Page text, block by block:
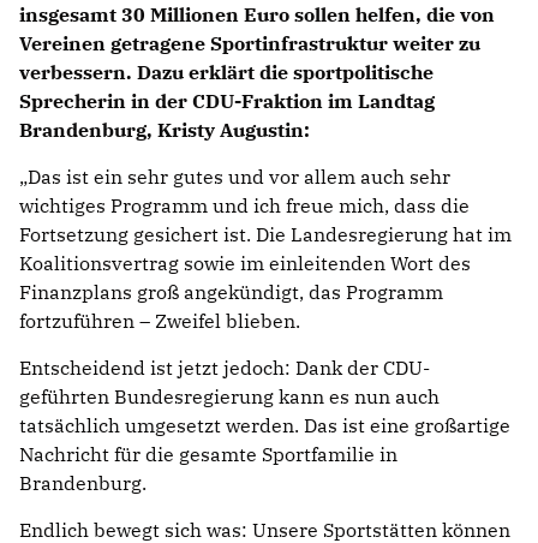
insgesamt 30 Millionen Euro sollen helfen, die von
Vereinen getragene Sportinfrastruktur weiter zu
verbessern. Dazu erklärt die sportpolitische
Sprecherin in der CDU-Fraktion im Landtag
Brandenburg, Kristy Augustin:
Das ist ein sehr gutes und vor allem auch sehr
wichtiges Programm und ich freue mich, dass die
Fortsetzung gesichert ist. Die Landesregierung hat im
Koalitionsvertrag sowie im einleitenden Wort des
Finanzplans groß angekündigt, das Programm
fortzuführen – Zweifel blieben.
Entscheidend ist jetzt jedoch: Dank der CDU-
geführten Bundesregierung kann es nun auch
tatsächlich umgesetzt werden. Das ist eine großartige
Nachricht für die gesamte Sportfamilie in
Brandenburg.
Endlich bewegt sich was: Unsere Sportstätten können